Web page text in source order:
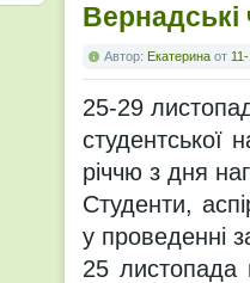
Вернадські
Автор: Екатерина от
25-29
студентської
річчю з дня
Студенти,
у проведенні
25 листопада